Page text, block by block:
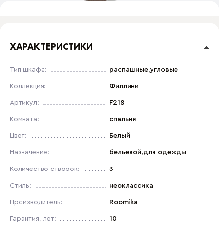
ХАРАКТЕРИСТИКИ
Тип шкафа: распашные,угловые
Коллекция: Филлини
Артикул: F218
Комната: спальня
Цвет: Белый
Назначение: бельевой,для одежды
Количество створок: 3
Стиль: неоклассика
Производитель: Roomika
Гарантия, лет: 10